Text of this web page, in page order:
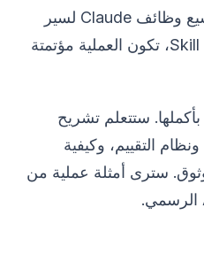
قدرات مخصصة تنشئها لتوسيع وظائف Claude لسير
عملك المحدد. ومع Skill Creator، تكون العملية مؤتمتة
ستتعلم تشريح
التقييم، وكيفية
سترى أمثلة عملية من